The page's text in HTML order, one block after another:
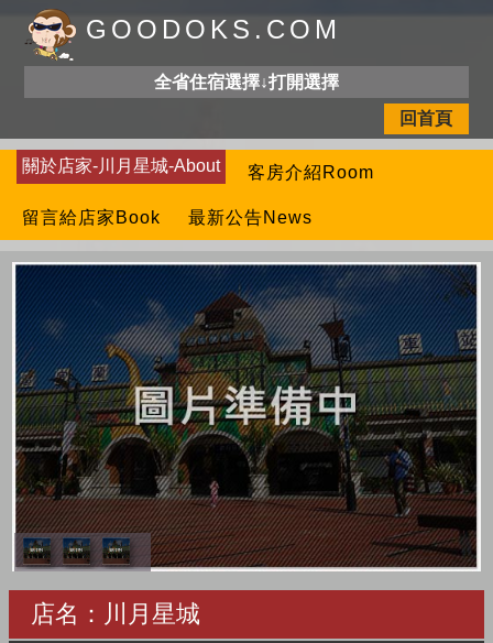
GOODOKS.COM
全省住宿選擇↓打開選擇
回首頁
關於店家-川月星城-About 客房介紹Room
留言給店家Book 最新公告News
店名：川月星城